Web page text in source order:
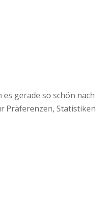
gerade so schön nach
Präferenzen, Statistiken